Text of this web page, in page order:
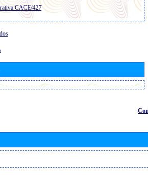
CACE/427